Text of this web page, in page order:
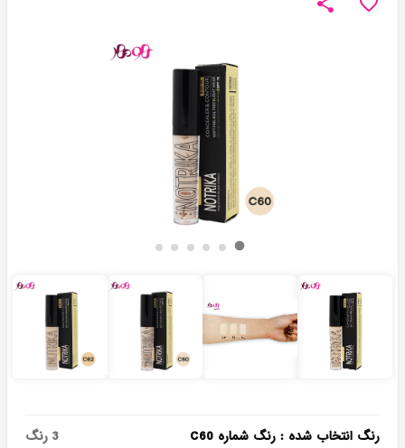
رنگ انتخاب شده : رنگ شماره C60 3 رنگ